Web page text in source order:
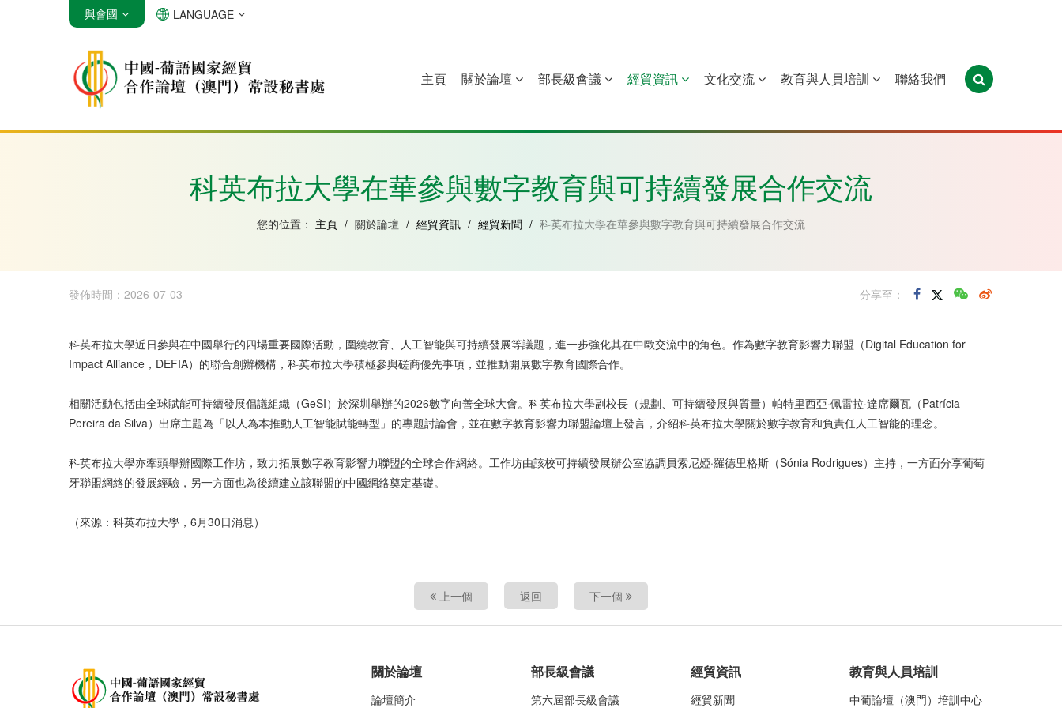
安哥拉 巴西 佛得角 幾內亞比紹 赤道幾內亞 莫桑比克 葡萄牙 聖多美和普林西比 東帝汶
與會國 LANGUAGE
主頁 關於論壇 部長級會議 經貿資訊 文化交流 教育與人員培訓 聯絡我們
科英布拉大學在華參與數字教育與可持續發展合作交流
您的位置： 主頁 / 關於論壇 / 經貿資訊 / 經貿新聞 / 科英布拉大學在華參與數字教育與可持續發展合作交流
發佈時間：2026-07-03 分享至：
科英布拉大學近日參與在中國舉行的四場重要國際活動，圍繞教育、人工智能與可持續發展等議題，進一步強化其在中歐交流中的角色。作為數字教育影響力聯盟（Digital Education for
Impact Alliance，DEFIA）的聯合創辦機構，科英布拉大學積極參與磋商優先事項，並推動開展數字教育國際合作。
相關活動包括由全球賦能可持續發展倡議組織（GeSI）於深圳舉辦的2026數字向善全球大會。科英布拉大學副校長（規劃、可持續發展與質量）帕特里西亞·佩雷拉·達席爾瓦（Patrícia
Pereira da Silva）出席主題為「以人為本推動人工智能賦能轉型」的專題討論會，並在數字教育影響力聯盟論壇上發言，介紹科英布拉大學關於數字教育和負責任人工智能的理念。
科英布拉大學亦牽頭舉辦國際工作坊，致力拓展數字教育影響力聯盟的全球合作網絡。工作坊由該校可持續發展辦公室協調員索尼婭·羅德里格斯（Sónia Rodrigues）主持，一方面分享葡萄
牙聯盟網絡的發展經驗，另一方面也為後續建立該聯盟的中國網絡奠定基礎。
（來源：科英布拉大學，6月30日消息）
上一個 返回 下一個
關於論壇
論壇簡介
部長級會議
第六屆部長級會議
經貿資訊
經貿新聞
教育與人員培訓
中葡論壇（澳門）培訓中心